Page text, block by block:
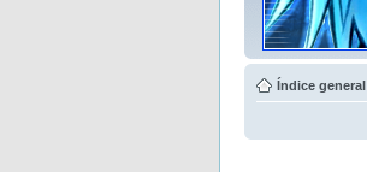
Índice general